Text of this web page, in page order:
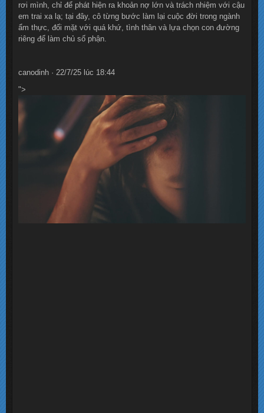
rơi mình, chỉ để phát hiện ra khoản nợ lớn và trách nhiệm với cậu
em trai xa lạ; tại đây, cô từng bước làm lại cuộc đời trong ngành
ẩm thực, đối mặt với quá khứ, tình thân và lựa chọn con đường
riêng để làm chủ số phận.
canodinh · 22/7/25 lúc 18:44
">